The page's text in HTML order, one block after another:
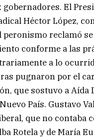
El
Héctor López,
peronismo reclamó
conforme a las
a lo
pugnaron por el
que sostuvo a
País. Gustavo
que no contaba
Rotela y de María